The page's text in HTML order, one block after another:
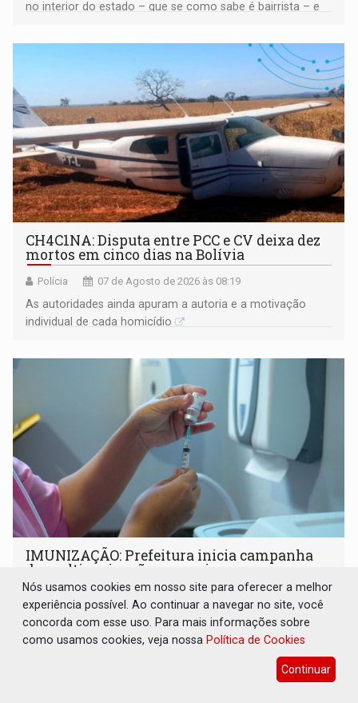
no interior do estado – que se como sabe é bairrista – e
garantir
CH4C1NA: Disputa entre PCC e CV deixa dez
mortos em cinco dias na Bolívia
Polícia 07 de Agosto de 2026 às 08:19
As autoridades ainda apuram a autoria e a motivação
individual de cada homicídio
IMUNIZAÇÃO: Prefeitura inicia campanha
de multivacinação para crianças e
adolescentes
Geral 07 de Agosto de 2026 às 07:30
Ação segue até 1º de setembro nas unidades básicas de
Nós usamos cookies em nosso site para oferecer a melhor
experiência possível. Ao continuar a navegar no site, você
concorda com esse uso. Para mais informações sobre
como usamos cookies, veja nossa Política de Cookies
Continuar